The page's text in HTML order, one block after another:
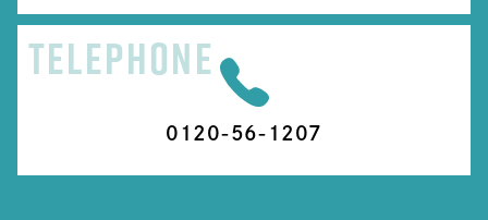
TELEPHONE
0120-56-1207